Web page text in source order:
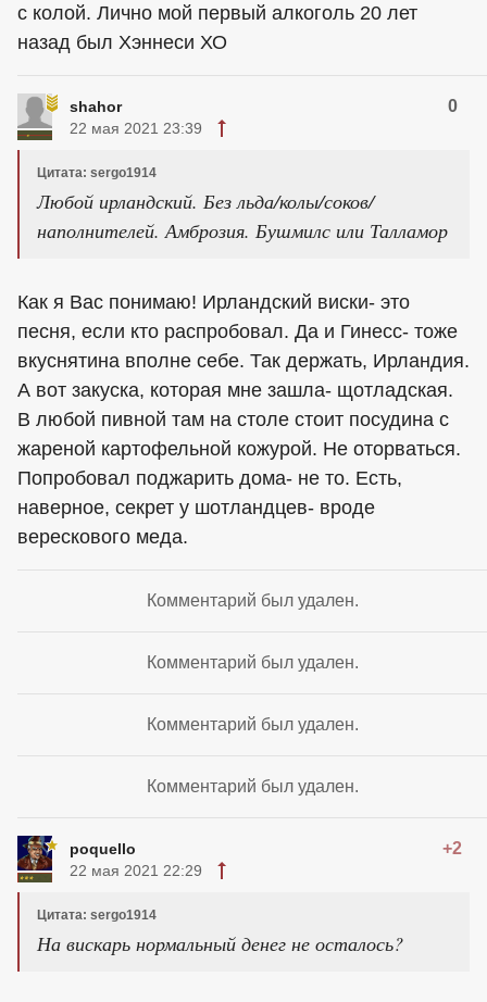
с колой. Лично мой первый алкоголь 20 лет
назад был Хэннеси ХО
shahor 0
22 мая 2021 23:39
Цитата: sergo1914
Любой ирландский. Без льда/колы/соков/
наполнителей. Амброзия. Бушмилс или Талламор
Как я Вас понимаю! Ирландский виски- это
песня, если кто распробовал. Да и Гинесс- тоже
вкуснятина вполне себе. Так держать, Ирландия.
А вот закуска, которая мне зашла- щотладская.
В любой пивной там на столе стоит посудина с
жареной картофельной кожурой. Не оторваться.
Попробовал поджарить дома- не то. Есть,
наверное, секрет у шотландцев- вроде
верескового меда.
Комментарий был удален.
Комментарий был удален.
Комментарий был удален.
Комментарий был удален.
poquello +2
22 мая 2021 22:29
Цитата: sergo1914
На вискарь нормальный денег не осталось?